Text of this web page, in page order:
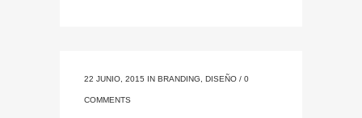
22 JUNIO, 2015 IN BRANDING DISEÑO / 0
COMMENTS